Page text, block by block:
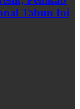
Tahun Ini